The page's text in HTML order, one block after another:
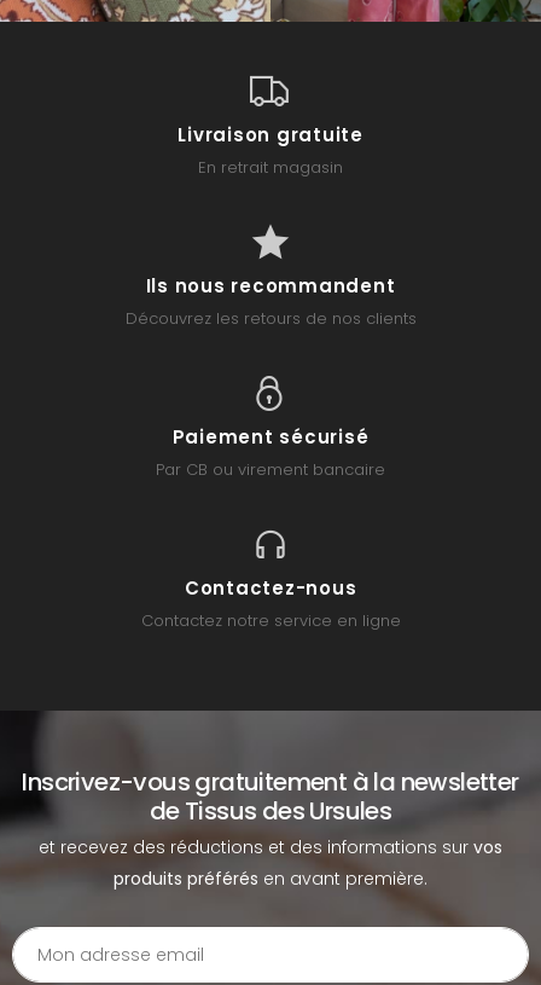
Livraison gratuite
En retrait magasin
Ils nous recommandent
Découvrez les retours de nos clients
Paiement sécurisé
Par CB ou virement bancaire
Contactez-nous
Contactez notre service en ligne
Inscrivez-vous gratuitement à la newsletter
de Tissus des Ursules
et recevez des réductions et des informations sur vos
produits préférés en avant première.